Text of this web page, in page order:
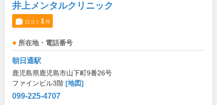
井上メンタルクリニック
口コミ 1件
所在地・電話番号
朝日通駅
鹿児島県鹿児島市山下町9番26号
ファインビル3階 [地図]
099-225-4707